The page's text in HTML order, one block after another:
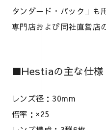
タンダード・パック」も
専門店および同社直営店
■Hestiaの主な仕様
レンズ径：30mm
倍率：×25